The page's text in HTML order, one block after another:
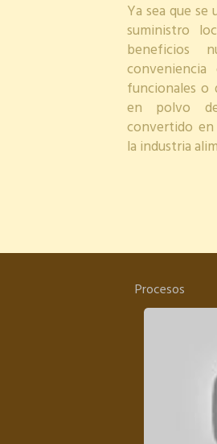
Ya sea que
suministro
beneficios
funcionales o
en polvo
convertido
la industria
Procesos